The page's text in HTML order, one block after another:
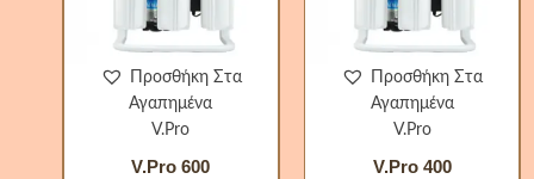
Προσθήκη Στα
Αγαπημένα
V.Pro
V.Pro 600
Προσθήκη Στα
Αγαπημένα
V.Pro
V.Pro 400